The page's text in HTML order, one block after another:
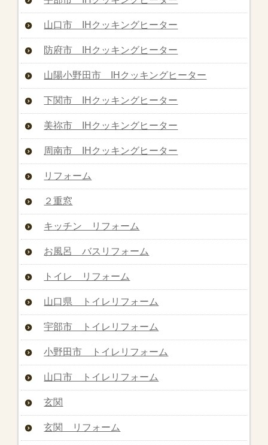
山口市 IHクッキングヒーター
防府市 IHクッキングヒーター
山陽小野田市 IHクッキングヒーター
下関市 IHクッキングヒーター
美祢市 IHクッキングヒーター
周南市 IHクッキングヒーター
リフォーム
２重窓
キッチン リフォーム
お風呂 バスリフォーム
トイレ リフォーム
山口県 トイレリフォーム
宇部市 トイレリフォーム
小野田市 トイレリフォーム
山口市 トイレリフォーム
玄関
玄関 リフォーム